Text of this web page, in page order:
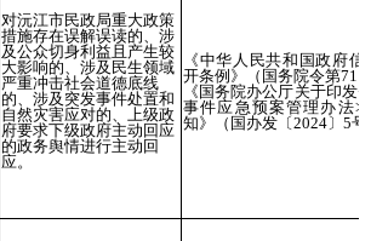
对沅江市民政局重大政策
措施存在误解误读的、涉
及公众切身利益且产生较
大影响的、涉及民生领域
严重冲击社会道德底线
的、涉及突发事件处置和
自然灾害应对的、上级政
府要求下级政府主动回应
的政务舆情进行主动回
应。
《中华人民共和国政府信
开条例》（国务院令第711
《国务院办公厅关于印发<
事件应急预案管理办法>
知》（国办发〔2024〕5号